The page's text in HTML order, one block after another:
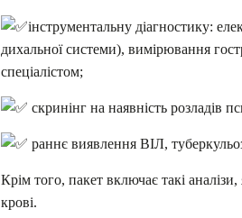
інструментальну діагностику:
дихальної системи), вимірювання
спеціалістом;
скринінг на наявність розладів
раннє виявлення ВІЛ,
Крім того, пакет включає такі аналізи,
крові.